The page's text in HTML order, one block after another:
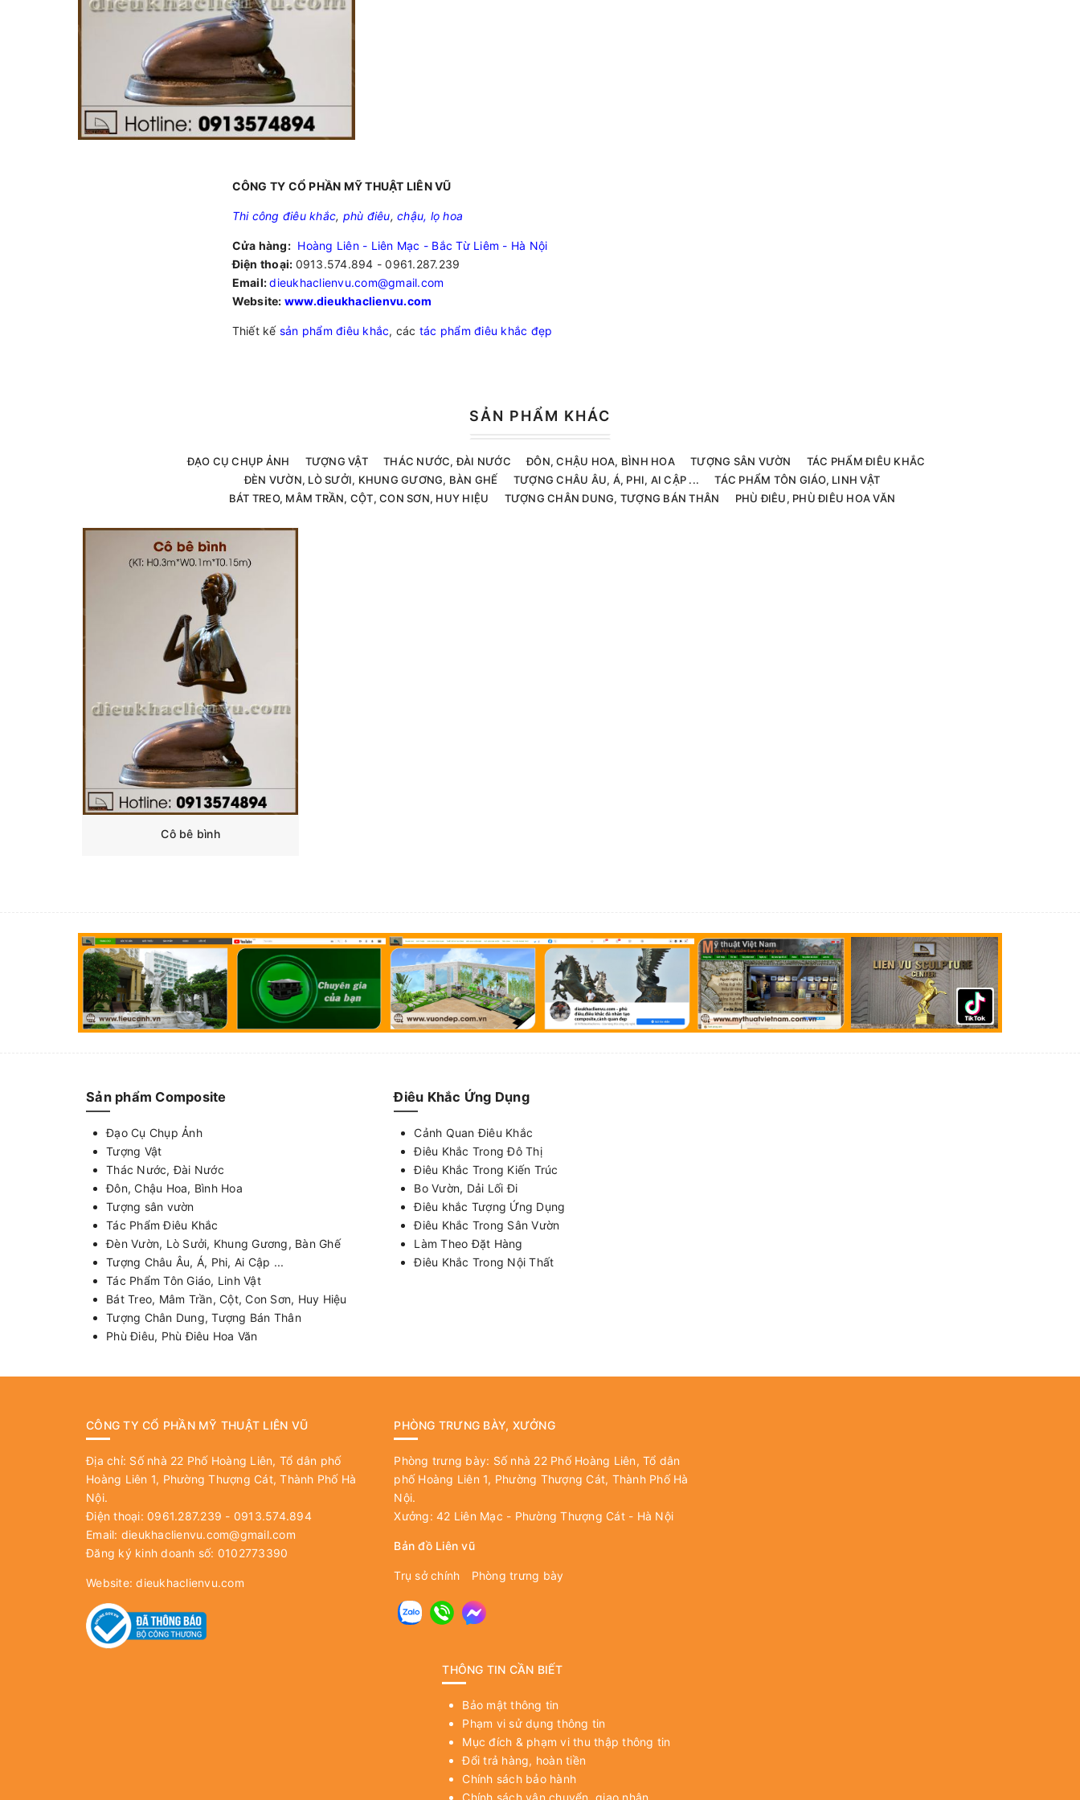
CÔNG TY CỔ PHẦN MỸ THUẬT LIÊN VŨ
Thi công điêu khắc, phù điêu, chậu, lọ hoa
Cửa hàng: Hoàng Liên - Liên Mạc - Bắc Từ Liêm - Hà Nội
Điện thoại: 0913.574.894 - 0961.287.239
Email:dieukhaclienvu.com@gmail.com
Website: www.dieukhaclienvu.com
Thiết kế sản phẩm điêu khắc, các tác phẩm điêu khắc đẹp
SẢN PHẨM KHÁC
ĐẠO CỤ CHỤP ẢNH TƯỢNG VẬT THÁC NƯỚC, ĐÀI NƯỚC ĐÔN, CHẬU HOA, BÌNH HOA TƯỢNG SÂN VƯỜN
TÁC PHẨM ĐIÊU KHẮC
ĐÈN VƯỜN, LÒ SƯỞI, KHUNG GƯƠNG, BÀN GHẾ
TƯỢNG CHÂU ÂU, Á, PHI, AI CẬP ...
TÁC PHẨM TÔN GIÁO, LINH VẬT
BÁT TREO, MÂM TRẦN, CỘT, CON SƠN, HUY HIỆU
TƯỢNG CHÂN DUNG, TƯỢNG BÁN THÂN PHÙ ĐIÊU, PHÙ ĐIÊU HOA VĂN
Cô bê bình
Sản phẩm Composite
Đạo Cụ Chụp Ảnh
Tượng Vật
Thác Nước, Đài Nước
Đôn, Chậu Hoa, Bình Hoa
Tượng sân vườn
Tác Phẩm Điêu Khắc
Đèn Vườn, Lò Sưởi, Khung Gương, Bàn Ghế
Tượng Châu Âu, Á, Phi, Ai Cập ...
Tác Phẩm Tôn Giáo, Linh Vật
Bát Treo, Mâm Trần, Cột, Con Sơn, Huy Hiệu
Tượng Chân Dung, Tượng Bán Thân
Phù Điêu, Phù Điêu Hoa Văn
Điêu Khắc Ứng Dụng
Cảnh Quan Điêu Khắc
Điêu Khắc Trong Đô Thị
Điêu Khắc Trong Kiến Trúc
Bo Vườn, Dải Lối Đi
Điêu khắc Tượng Ứng Dụng
Điêu Khắc Trong Sân Vườn
Làm Theo Đặt Hàng
Điêu Khắc Trong Nội Thất
CÔNG TY CỔ PHẦN MỸ THUẬT LIÊN VŨ
Địa chỉ: Số nhà 22 Phố Hoàng Liên, Tổ dân phố
Hoàng Liên 1, Phường Thượng Cát, Thành Phố Hà
Nội.
Điện thoại: 0961.287.239 - 0913.574.894
Email: dieukhaclienvu.com@gmail.com
Đăng ký kinh doanh số: 0102773390
Website:dieukhaclienvu.com
PHÒNG TRƯNG BÀY, XƯỞNG
Phòng trưng bày: Số nhà 22 Phố Hoàng Liên, Tổ dân
phố Hoàng Liên 1, Phường Thượng Cát, Thành Phố Hà
Nội.
Xưởng: 42 Liên Mạc - Phường Thượng Cát - Hà Nội
Bản đồ Liên vũ
Trụ sở chính Phòng trưng bày
THÔNG TIN CẦN BIẾT
Bảo mật thông tin
Phạm vi sử dụng thông tin
Mục đích & phạm vi thu thập thông tin
Đổi trả hàng, hoàn tiền
Chính sách bảo hành
Chính sách vận chuyển, giao nhận